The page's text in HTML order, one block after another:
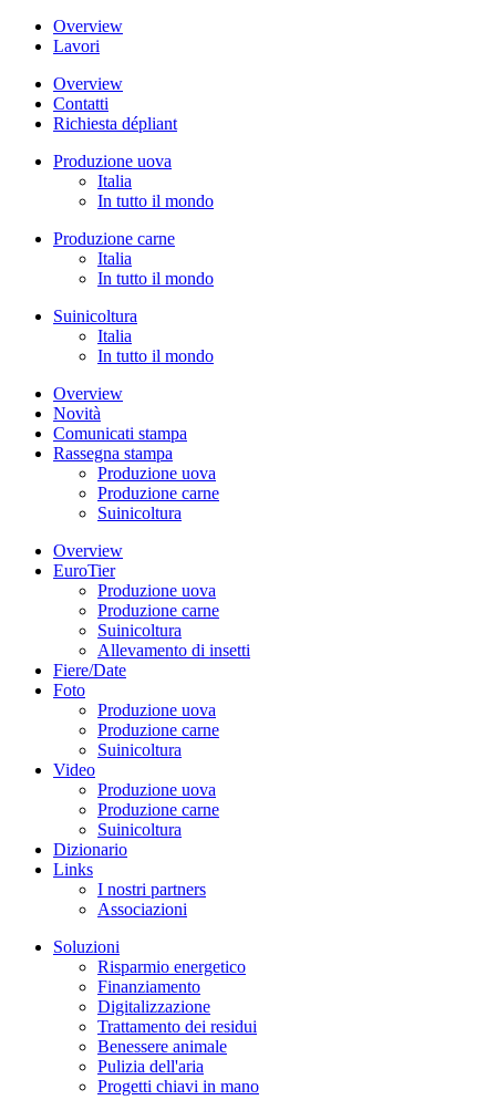
Overview
Lavori
Overview
Contatti
Richiesta dépliant
Produzione uova
Italia
In tutto il mondo
Produzione carne
Italia
In tutto il mondo
Suinicoltura
Italia
In tutto il mondo
Overview
Novità
Comunicati stampa
Rassegna stampa
Produzione uova
Produzione carne
Suinicoltura
Overview
EuroTier
Produzione uova
Produzione carne
Suinicoltura
Allevamento di insetti
Fiere/Date
Foto
Produzione uova
Produzione carne
Suinicoltura
Video
Produzione uova
Produzione carne
Suinicoltura
Dizionario
Links
I nostri partners
Associazioni
Soluzioni
Risparmio energetico
Finanziamento
Digitalizzazione
Trattamento dei residui
Benessere animale
Pulizia dell'aria
Progetti chiavi in mano